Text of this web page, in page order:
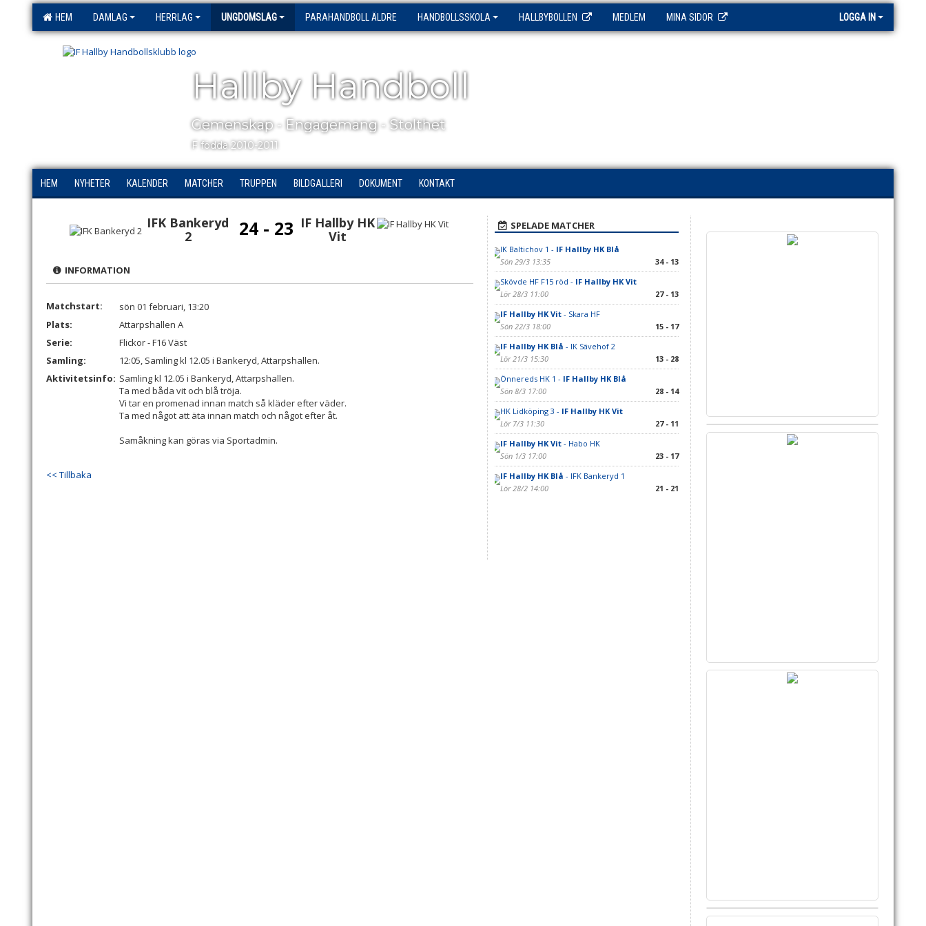
HEM DAMLAG HERRLAG UNGDOMSLAG PARAHANDBOLL ÄLDRE HANDBOLLSSKOLA HALLBYBOLLEN MEDLEM MINA SIDOR LOGGA IN
Hallby Handboll
Gemenskap - Engagemang - Stolthet
F födda 2010-2011
HEM NYHETER KALENDER MATCHER TRUPPEN BILDGALLERI DOKUMENT KONTAKT
IFK Bankeryd
2
24 - 23 IF Hallby HK
Vit
INFORMATION
Matchstart:
sön 01 februari, 13:20
Plats:
Attarpshallen A
Serie:
Flickor - F16 Väst
Samling:
12:05, Samling kl 12.05 i Bankeryd, Attarpshallen.
Aktivitetsinfo: Samling kl 12.05 i Bankeryd, Attarpshallen.
Ta med båda vit och blå tröja.
Vi tar en promenad innan match så kläder efter väder.
Ta med något att äta innan match och något efter åt.
Samåkning kan göras via Sportadmin.
<< Tillbaka
SPELADE MATCHER
IK Baltichov 1 - IF Hallby HK Blå
Sön 29/3 13:35
34 - 13
Skövde HF F15 röd - IF Hallby HK Vit
Lör 28/3 11:00
27 - 13
IF Hallby HK Vit- Skara HF
Sön 22/3 18:00
15 - 17
IF Hallby HK Blå - IK Sävehof 2
Lör 21/3 15:30
13 - 28
Önnereds HK 1 - IF Hallby HK Blå
Sön 8/3 17:00
28 - 14
HK Lidköping 3 - IF Hallby HK Vit
Lör 7/3 11:30
27 - 11
IF Hallby HK Vit- Habo HK
Sön 1/3 17:00
23 - 17
IF Hallby HK Blå - IFK Bankeryd 1
Lör 28/2 14:00
21 - 21